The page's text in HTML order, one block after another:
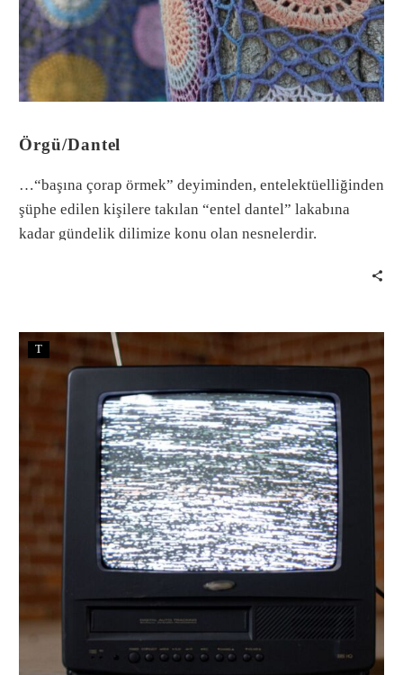
Örgü/Dantel
…“başına çorap örmek” deyiminden, entelektüelliğinden
şüphe edilen kişilere takılan “entel dantel” lakabına
kadar gündelik dilimize konu olan nesnelerdir.
T